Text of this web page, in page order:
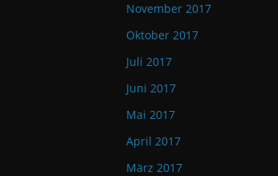
November 2017
Oktober 2017
Juli 2017
Juni 2017
Mai 2017
April 2017
März 2017